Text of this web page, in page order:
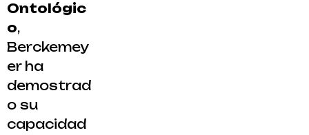
Ontológic
o,
Berckemey
er ha
demostrad
o su
capacidad